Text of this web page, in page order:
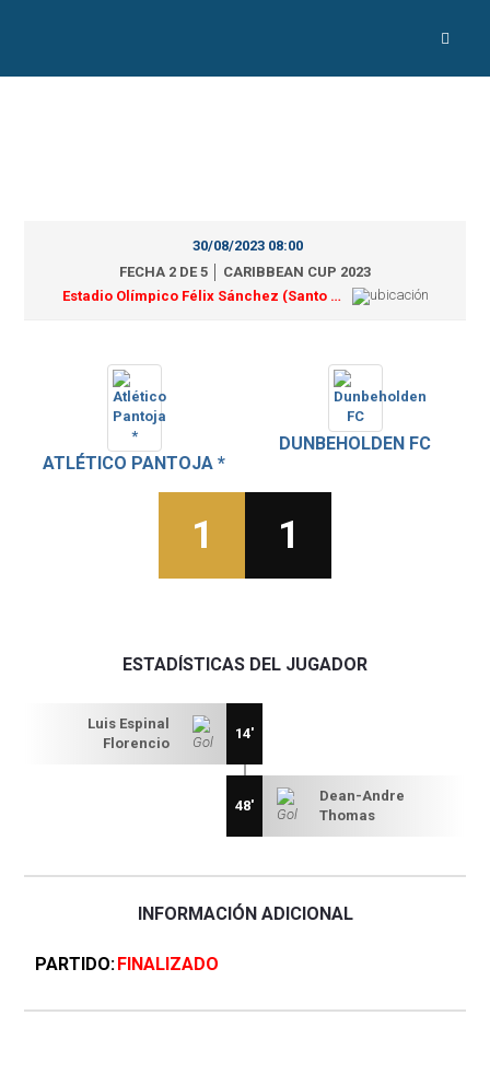
30/08/2023 08:00
FECHA 2 DE 5 │ CARIBBEAN CUP 2023
Estadio Olímpico Félix Sánchez (Santo Domingo)
ATLÉTICO PANTOJA *
DUNBEHOLDEN FC
1 1
ESTADÍSTICAS DEL JUGADOR
Luis Espinal
Florencio
14'
48'
Dean-Andre
Thomas
INFORMACIÓN ADICIONAL
PARTIDO FINALIZADO